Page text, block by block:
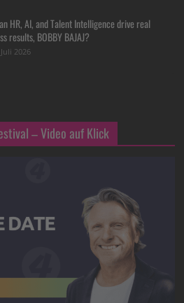
HR, AI, and Talent Intelligence drive real
results, BOBBY BAJAJ?
2026
– Video auf Klick